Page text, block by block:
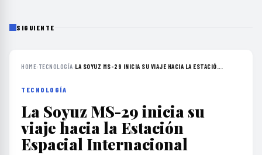
SIGUIENTE
HOME› TECNOLOGÍA›LA SOYUZ MS-29 INICIA SU VIAJE HACIA LA ESTACIÓ...
TECNOLOGÍA
La Soyuz MS-29 inicia su
viaje hacia la Estación
Espacial Internacional